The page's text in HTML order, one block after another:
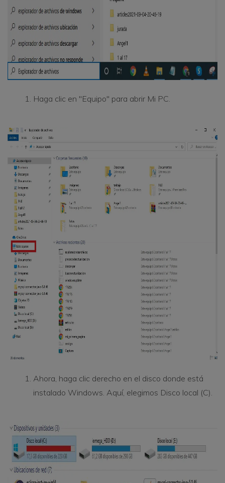
Haga clic en "Equipo" para abrir Mi PC.
Ahora, haga clic derecho en el disco donde está
instalado Windows. Aquí, elegimos Disco local (C).